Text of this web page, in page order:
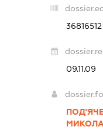
36816512
09.11.09